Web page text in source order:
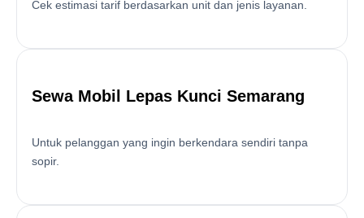
Cek estimasi tarif berdasarkan unit dan jenis layanan.
Sewa Mobil Lepas Kunci Semarang
Untuk pelanggan yang ingin berkendara sendiri tanpa
sopir.